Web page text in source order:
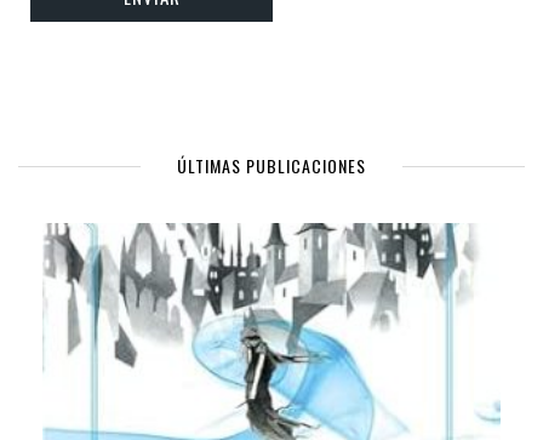
ÚLTIMAS PUBLICACIONES